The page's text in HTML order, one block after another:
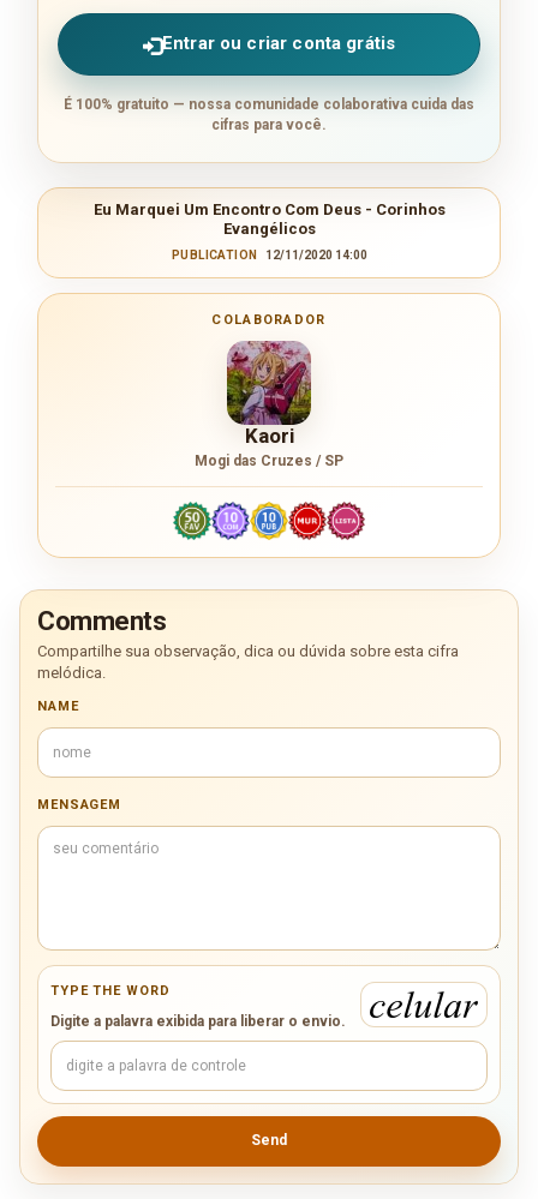
Entrar ou criar conta grátis
É 100% gratuito — nossa comunidade colaborativa cuida das
cifras para você.
Eu Marquei Um Encontro Com Deus - Corinhos
Evangélicos
PUBLICATION 12/11/2020 14:00
COLABORADOR
Kaori
Mogi das Cruzes / SP
Comments
Compartilhe sua observação, dica ou dúvida sobre esta cifra
melódica.
NAME
MENSAGEM
TYPE THE WORD
Digite a palavra exibida para liberar o envio.
Send